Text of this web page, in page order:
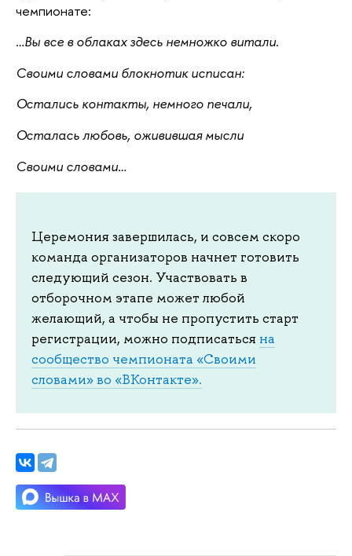
чемпионате:
…Вы все в облаках здесь немножко витали.
Своими словами блокнотик исписан:
Остались контакты, немного печали,
Осталась любовь, оживившая мысли
Своими словами…
Церемония завершилась, и совсем скоро
команда организаторов начнет готовить
следующий сезон. Участвовать в
отборочном этапе может любой
желающий, а чтобы не пропустить старт
регистрации, можно подписаться на
сообщество чемпионата «Своими
словами» во «ВКонтакте».